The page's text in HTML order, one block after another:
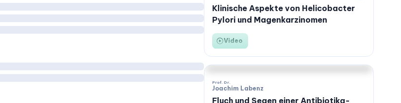
Klinische Aspekte von Helicobacter
Pylori und Magenkarzinomen
Video
2 CME
Prof. Dr.
Joachim Labenz
Fluch und Segen einer Antibiotika-